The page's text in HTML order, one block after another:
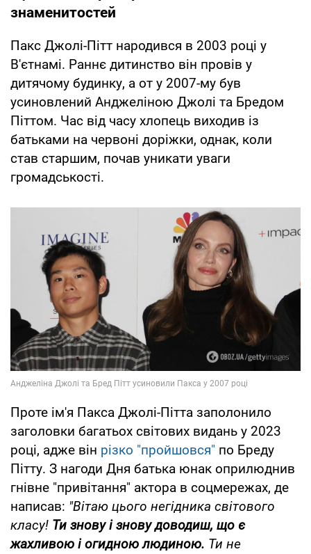
знаменитостей
Пакс Джолі-Пітт народився в 2003 році у
В'єтнамі. Раннє дитинство він провів у
дитячому будинку, а от у 2007-му був
усиновлений Анджеліною Джолі та Бредом
Піттом. Час від часу хлопець виходив із
батьками на червоні доріжки, однак, коли
став старшим, почав уникати уваги
громадськості.
Проте ім'я Пакса Джолі-Пітта заполонило
заголовки багатьох світових видань у 2023
році, адже він різко "пройшовся" по Бреду
Пітту. З нагоди Дня батька юнак оприлюднив
гнівне "привітання" актора в соцмережах, де
написав: "Вітаю цього негідника світового
класу! Ти знову і знову доводиш, що є
жахливою і огидною людиною. Ти не